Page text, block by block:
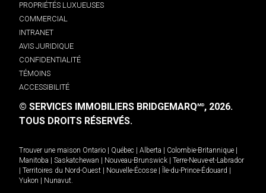
PROPRIÉTÉS LUXUEUSES
COMMERCIAL
INTRANET
AVIS JURIDIQUE
CONFIDENTIALITÉ
TÉMOINS
ACCESSIBILITÉ
© SERVICES IMMOBILIERS BRIDGEMARQMD, 2026.
TOUS DROITS RÉSERVÉS.
Trouver une maison Ontario | Québec | Alberta | Colombie-Britannique |
Manitoba | Saskatchewan | Nouveau-Brunswick | Terre-Neuve-et-Labrador
| Territoires du Nord-Ouest | Nouvelle-Écosse | Île-du-Prince-Édouard |
Yukon | Nunavut.